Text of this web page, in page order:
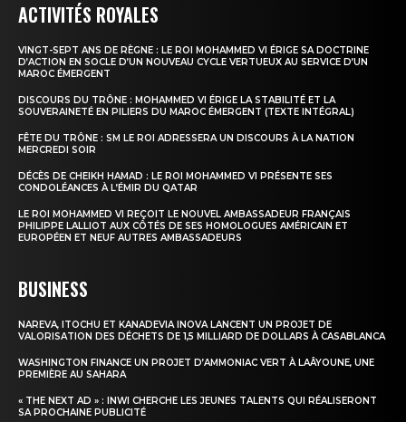
ACTIVITÉS ROYALES
VINGT-SEPT ANS DE RÈGNE : LE ROI MOHAMMED VI ÉRIGE SA DOCTRINE
D’ACTION EN SOCLE D’UN NOUVEAU CYCLE VERTUEUX AU SERVICE D’UN
MAROC ÉMERGENT
DISCOURS DU TRÔNE : MOHAMMED VI ÉRIGE LA STABILITÉ ET LA
SOUVERAINETÉ EN PILIERS DU MAROC ÉMERGENT (TEXTE INTÉGRAL)
FÊTE DU TRÔNE : SM LE ROI ADRESSERA UN DISCOURS À LA NATION
MERCREDI SOIR
DÉCÈS DE CHEIKH HAMAD : LE ROI MOHAMMED VI PRÉSENTE SES
CONDOLÉANCES À L’ÉMIR DU QATAR
LE ROI MOHAMMED VI REÇOIT LE NOUVEL AMBASSADEUR FRANÇAIS
PHILIPPE LALLIOT AUX CÔTÉS DE SES HOMOLOGUES AMÉRICAIN ET
EUROPÉEN ET NEUF AUTRES AMBASSADEURS
BUSINESS
NAREVA, ITOCHU ET KANADEVIA INOVA LANCENT UN PROJET DE
VALORISATION DES DÉCHETS DE 1,5 MILLIARD DE DOLLARS À CASABLANCA
WASHINGTON FINANCE UN PROJET D’AMMONIAC VERT À LAÂYOUNE, UNE
PREMIÈRE AU SAHARA
« THE NEXT AD » : INWI CHERCHE LES JEUNES TALENTS QUI RÉALISERONT
SA PROCHAINE PUBLICITÉ